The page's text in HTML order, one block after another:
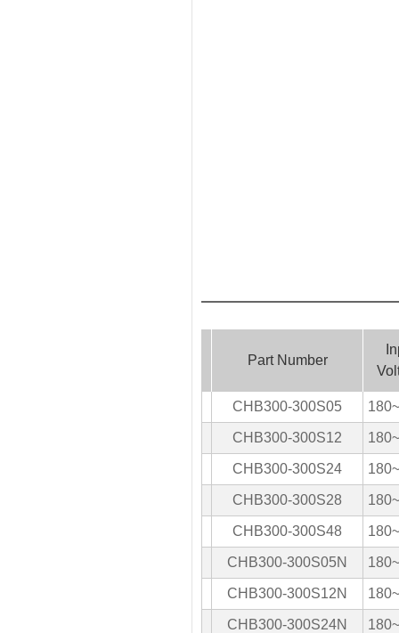
Part Number
CHB300-300S05
CHB300-300S12
CHB300-300S24
CHB300-300S28
CHB300-300S48
CHB300-300S05N
CHB300-300S12N
CHB300-300S24N